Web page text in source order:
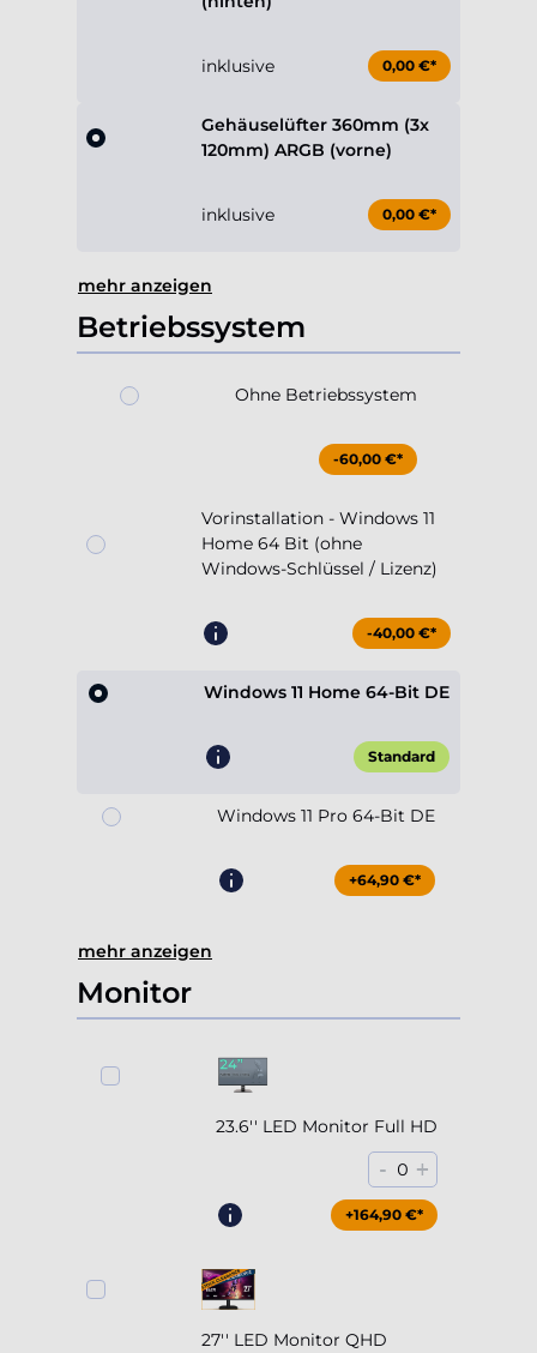
inklusive 0,00 €*
Gehäuselüfter 360mm (3x
120mm) ARGB (vorne)
inklusive 0,00 €*
mehr anzeigen
Betriebssystem
Ohne Betriebssystem
-60,00 €*
Vorinstallation - Windows 11
Home 64 Bit (ohne
Windows-Schlüssel / Lizenz)
-40,00 €*
Windows 11 Home 64-Bit DE
Standard
Windows 11 Pro 64-Bit DE
+64,90 €*
mehr anzeigen
Monitor
23.6'' LED Monitor Full HD
- 0 +
+164,90 €*
27'' LED Monitor QHD